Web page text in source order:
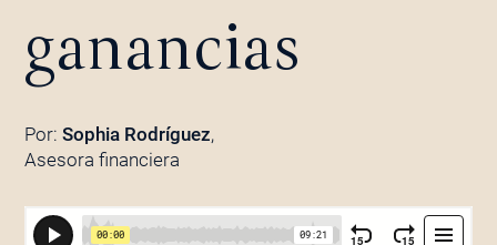
ganancias
Por: Sophia Rodríguez,
Asesora financiera